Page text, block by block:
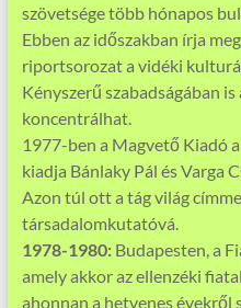
szövetsége több hónapos
Ebben az időszakban írja
riportsorozat a vidéki
Kényszerű szabadságában
koncentrálhat.
1977-ben a Magvető Kiadó
kiadja Bánlaky Pál és Varga
Azon túl ott a tág világ
társadalomkutatóvá.
1978-1980: Budapesten, a
amely akkor az ellenzéki
ahonnan a hetvenes évekről